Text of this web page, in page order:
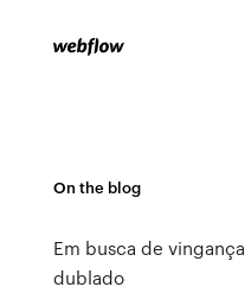
On the blog
Em busca de vingança
dublado